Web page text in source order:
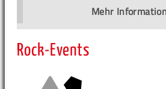
Mehr
Rock-Events